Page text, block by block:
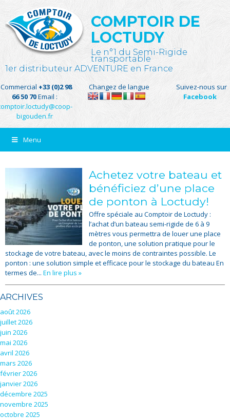
COMPTOIR DE
LOCTUDY
Le n°1 du Semi-Rigide
transportable
1er distributeur ADVENTURE en France
+33 (0)2 98
66 50 70Email :
bigouden.fr
Changez de langue
Suivez-nous sur
Facebook
Menu
Achetez votre bateau et
bénéficiez d’une place
de ponton à Loctudy!
Offre spéciale au Comptoir de Loctudy :
l’achat d’un bateau semi-rigide de 6 à 9
mètres vous permettra de louer une place
de ponton, une solution pratique pour le
stockage de votre bateau, avec le moins de contraintes possible. Le
ponton : une solution simple et efficace pour le stockage du bateau En
termes de... En lire plus »
ARCHIVES
août 2026
juillet 2026
juin 2026
mai 2026
avril 2026
mars 2026
février 2026
janvier 2026
décembre 2025
novembre 2025
octobre 2025